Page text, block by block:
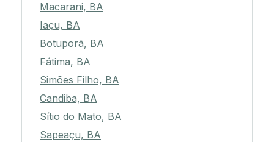
Macarani, BA
Iaçu, BA
Botuporã, BA
Fátima, BA
Simões Filho, BA
Candiba, BA
Sítio do Mato, BA
Sapeaçu, BA